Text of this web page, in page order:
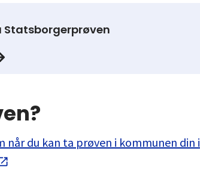
Statsborgerprøven
når du kan ta prøven i kommunen din i